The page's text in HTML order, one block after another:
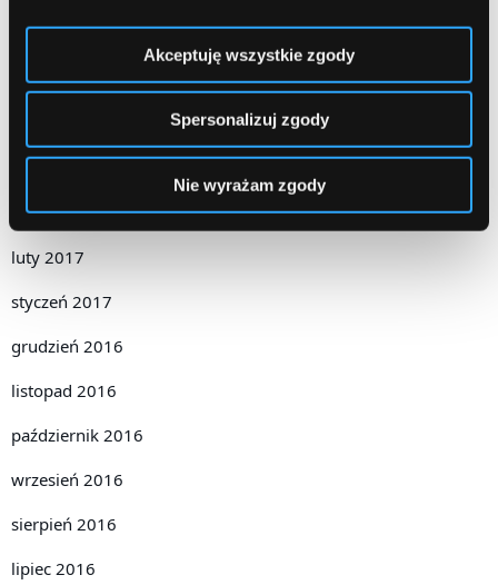
Akceptuję wszystkie zgody
Spersonalizuj zgody
Nie wyrażam zgody
sierpień 2017
czerwiec 2017
kwiecień 2017
marzec 2017
luty 2017
styczeń 2017
grudzień 2016
listopad 2016
październik 2016
wrzesień 2016
sierpień 2016
lipiec 2016